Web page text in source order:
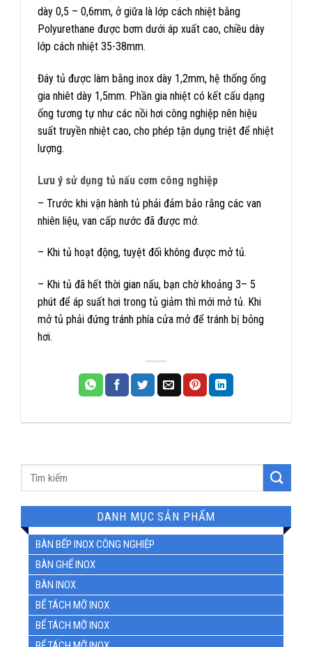
DANH MỤC SẢN PHẨM
BÀN BẾP INOX CÔNG NGHIỆP
BÀN GHẾ INOX
BÀN INOX
BỂ TÁCH MỠ INOX
BỂ TÁCH MỠ INOX
dày 0,5 – 0,6mm, ở giữa là lớp cách nhiệt bằng
Polyurethane được bơm dưới áp xuất cao, chiều dày
lớp cách nhiệt 35-38mm.
Đáy tủ được làm bằng inox dày 1,2mm, hệ thống ống
gia nhiêt dày 1,5mm. Phần gia nhiệt có kết cấu dạng
ống tương tự như các nồi hơi công nghiệp nên hiệu
suất truyền nhiệt cao, cho phép tận dụng triệt để nhiệt
lượng.
Lưu ý sử dụng tủ nấu cơm công nghiệp
– Trước khi vận hành tủ phải đảm bảo rằng các van
nhiên liệu, van cấp nước đã được mở.
– Khi tủ hoạt động, tuyệt đối không được mở tủ.
– Khi tủ đã hết thời gian nấu, bạn chờ khoảng 3– 5
phút để áp suất hơi trong tủ giảm thì mới mở tủ. Khi
mở tủ phải đứng tránh phía cửa mở để tránh bị bỏng
hơi.